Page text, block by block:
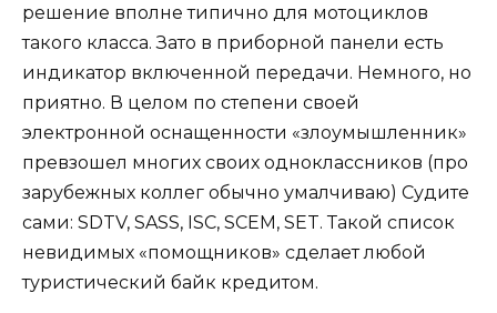
решение вполне типично для мотоциклов
такого класса. Зато в приборной панели есть
индикатор включенной передачи. Немного, но
приятно. В целом по степени своей
электронной оснащенности «злоумышленник»
превзошел многих своих одноклассников (про
зарубежных коллег обычно умалчиваю) Судите
сами: SDTV, SASS, ISC, SCEM, SET. Такой список
невидимых «помощников» сделает любой
туристический байк кредитом.